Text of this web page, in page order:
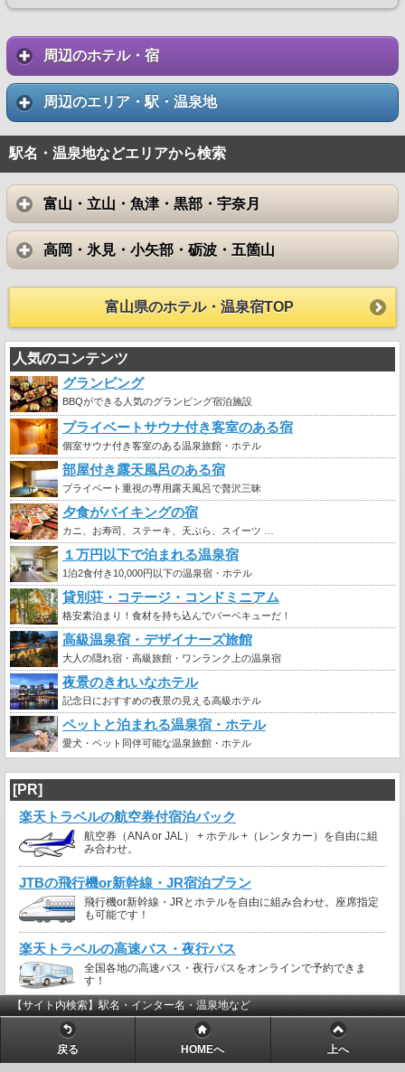
周辺のホテル・宿
周辺のエリア・駅・温泉地
駅名・温泉地などエリアから検索
富山・立山・魚津・黒部・宇奈月
高岡・氷見・小矢部・砺波・五箇山
富山県のホテル・温泉宿TOP
人気のコンテンツ
グランピング
BBQができる人気のグランピング宿泊施設
プライベートサウナ付き客室のある宿
個室サウナ付き客室のある温泉旅館・ホテル
部屋付き露天風呂のある宿
プライベート重視の専用露天風呂で贅沢三昧
夕食がバイキングの宿
カニ、お寿司、ステーキ、天ぷら、スイーツ …
１万円以下で泊まれる温泉宿
1泊2食付き10,000円以下の温泉宿・ホテル
貸別荘・コテージ・コンドミニアム
格安素泊まり！食材を持ち込んでバーベキューだ！
高級温泉宿・デザイナーズ旅館
大人の隠れ宿・高級旅館・ワンランク上の温泉宿
夜景のきれいなホテル
記念日におすすめの夜景の見える高級ホテル
ペットと泊まれる温泉宿・ホテル
愛犬・ペット同伴可能な温泉旅館・ホテル
[PR]
楽天トラベルの航空券付宿泊パック
航空券（ANA or JAL） + ホテル +（レンタカー）を自由に組
み合わせ。
JTBの飛行機or新幹線・JR宿泊プラン
飛行機or新幹線・JRとホテルを自由に組み合わせ。座席指定
も可能です！
楽天トラベルの高速バス・夜行バス
全国各地の高速バス・夜行バスをオンラインで予約できま
す！
【サイト内検索】駅名・インター名・温泉地など
戻る HOMEへ 上へ